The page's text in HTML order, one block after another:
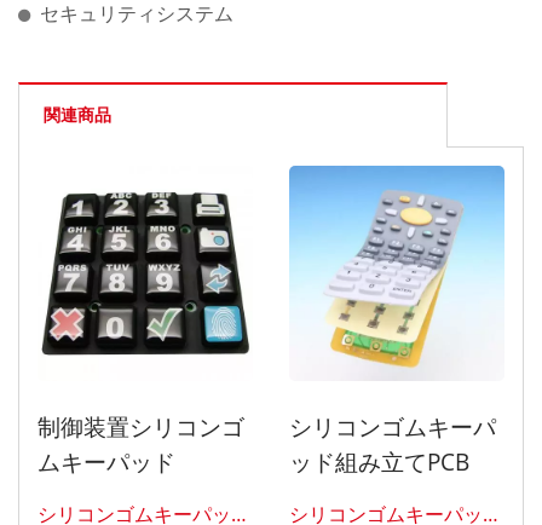
セキュリティシステム
関連商品
制御装置シリコンゴ
ムキーパッド
シリコンゴムキーパッド
シリコンゴムキーパ
ッド組み立てPCB
シリコンゴムキーパッド